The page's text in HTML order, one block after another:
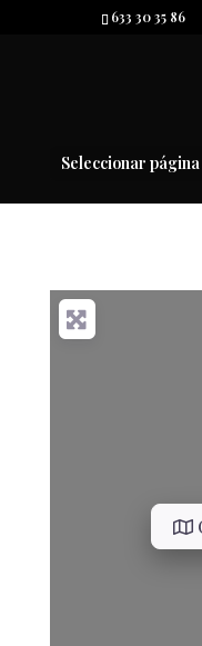
633 30 35 86
Seleccionar página